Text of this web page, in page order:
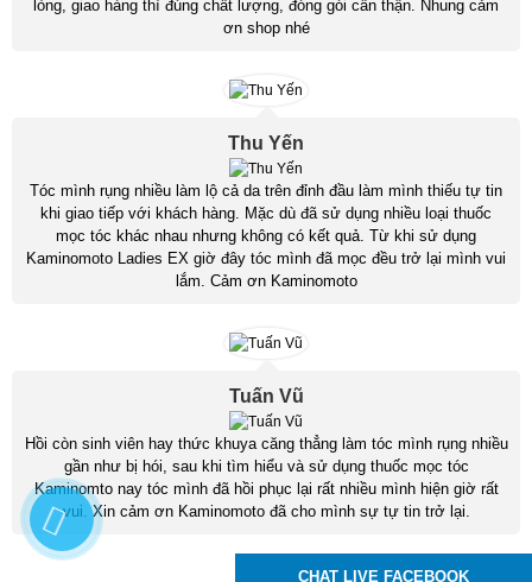
lòng, giao hàng thì đúng chất lượng, đóng gói cẩn thận. Nhung cảm
ơn shop nhé
Thu Yến
Tóc mình rụng nhiều làm lộ cả da trên đỉnh đầu làm mình thiếu tự tin
khi giao tiếp với khách hàng. Mặc dù đã sử dụng nhiều loại thuốc
mọc tóc khác nhau nhưng không có kết quả. Từ khi sử dụng
Kaminomoto Ladies EX giờ đây tóc mình đã mọc đều trở lại mình vui
lắm. Cảm ơn Kaminomoto
Tuấn Vũ
Hồi còn sinh viên hay thức khuya căng thẳng làm tóc mình rụng nhiều
gần như bị hói, sau khi tìm hiểu và sử dụng thuốc mọc tóc
Kaminomto nay tóc mình đã hồi phục lại rất nhiều mình hiện giờ rất
vui. Xin cảm ơn Kaminomoto đã cho mình sự tự tin trở lại.
CHAT LIVE FACEBOOK